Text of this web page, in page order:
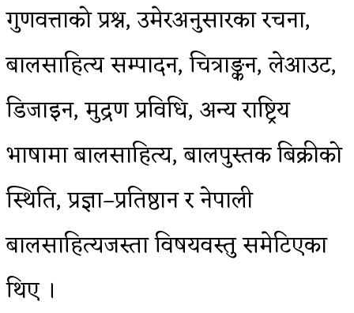
गुणवत्ताको प्रश्न, उमेरअनुसारका रचना,
बालसाहित्य सम्पादन, चित्राङ्कन, लेआउट,
डिजाइन, मुद्रण प्रविधि, अन्य राष्ट्रिय
भाषामा बालसाहित्य, बालपुस्तक बिक्रीको
स्थिति, प्रज्ञा–प्रतिष्ठान र नेपाली
बालसाहित्यजस्ता विषयवस्तु समेटिएका
थिए ।